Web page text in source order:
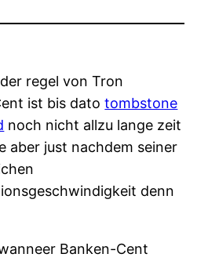
regel von Tron
ist bis datotombstone
noch nicht allzu lange zeit
aber just nachdem seiner
denn
Banken-Cent